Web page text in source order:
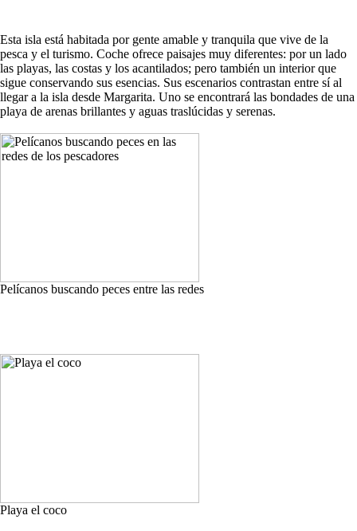
Esta isla está habitada por gente amable y tranquila que vive de la
pesca y el turismo. Coche ofrece paisajes muy diferentes: por un lado
las playas, las costas y los acantilados; pero también un interior que
sigue conservando sus esencias. Sus escenarios contrastan entre sí al
llegar a la isla desde Margarita. Uno se encontrará las bondades de una
playa de arenas brillantes y aguas traslúcidas y serenas.
Pelícanos buscando peces entre las redes
Playa el coco